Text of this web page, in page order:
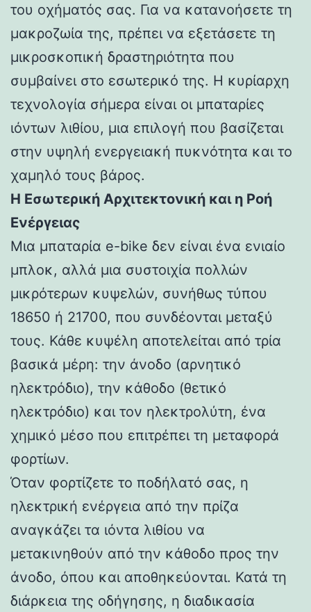
του οχήματός σας. Για να κατανοήσετε τη
μακροζωία της, πρέπει να εξετάσετε τη
μικροσκοπική δραστηριότητα που
συμβαίνει στο εσωτερικό της. Η κυρίαρχη
τεχνολογία σήμερα είναι οι μπαταρίες
ιόντων λιθίου, μια επιλογή που βασίζεται
στην υψηλή ενεργειακή πυκνότητα και το
χαμηλό τους βάρος.
Η Εσωτερική Αρχιτεκτονική και η Ροή
Ενέργειας
Μια μπαταρία e-bike δεν είναι ένα ενιαίο
μπλοκ, αλλά μια συστοιχία πολλών
μικρότερων κυψελών, συνήθως τύπου
18650 ή 21700, που συνδέονται μεταξύ
τους. Κάθε κυψέλη αποτελείται από τρία
βασικά μέρη: την άνοδο (αρνητικό
ηλεκτρόδιο), την κάθοδο (θετικό
ηλεκτρόδιο) και τον ηλεκτρολύτη, ένα
χημικό μέσο που επιτρέπει τη μεταφορά
φορτίων.
Όταν φορτίζετε το ποδήλατό σας, η
ηλεκτρική ενέργεια από την πρίζα
αναγκάζει τα ιόντα λιθίου να
μετακινηθούν από την κάθοδο προς την
άνοδο, όπου και αποθηκεύονται. Κατά τη
διάρκεια της οδήγησης, η διαδικασία